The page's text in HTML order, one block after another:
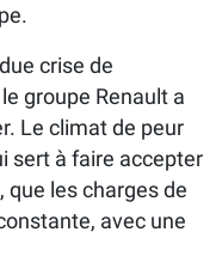
crise de
groupe Renault a
Le climat de peur
sert à faire accepter
que les charges de
avec une